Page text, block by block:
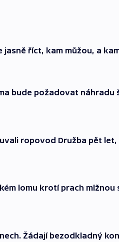
říct, kam můžou, a
bude požadovat náhradu
ropovod Družba pět let,
lomu krotí prach mlžnou
Žádají bezodkladný